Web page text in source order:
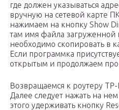
где должен указываться
вручную на сетевой карте
нажимаем на кнопку Show
там имя файла загруженной
необходимо скопировать в
Если программка
открытым и продолжаем
Возвращаемся к роутеру
Далее следует нажать на
этого удерживать кнопку